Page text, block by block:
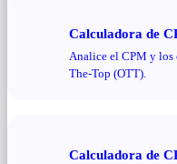
Calculadora de
Analice el CPM y los
The-Top (OTT).
Calculadora de